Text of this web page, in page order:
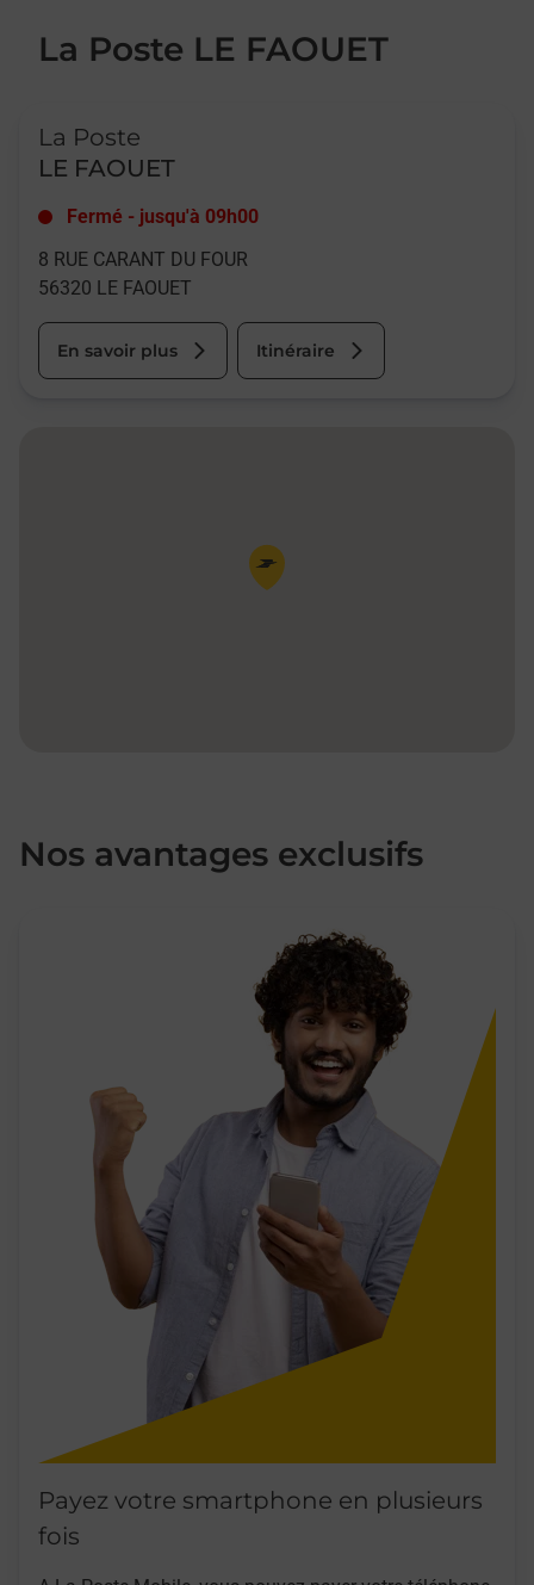
La Poste LE FAOUET
La Poste
LE FAOUET
Fermé - jusqu'à 09h00
8 RUE CARANT DU FOUR
56320 LE FAOUET
En savoir plus Itinéraire
Pin de la carte
Nos avantages exclusifs
Payez votre smartphone en plusieurs
fois